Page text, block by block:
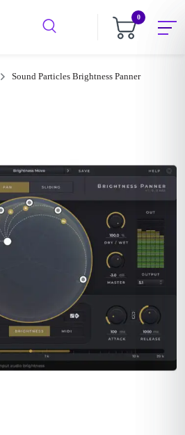
0
Sound Particles Brightness Panner